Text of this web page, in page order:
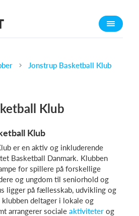
Jonstrup Basketball Klub
Klub
Klub
er en aktiv og inkluderende
Basketball Danmark. Klubben
for spillere på forskellige
og ungdom til seniorhold og
ligger på fællesskab, udvikling og
deltager i lokale og
arrangerer sociale aktiviteter og